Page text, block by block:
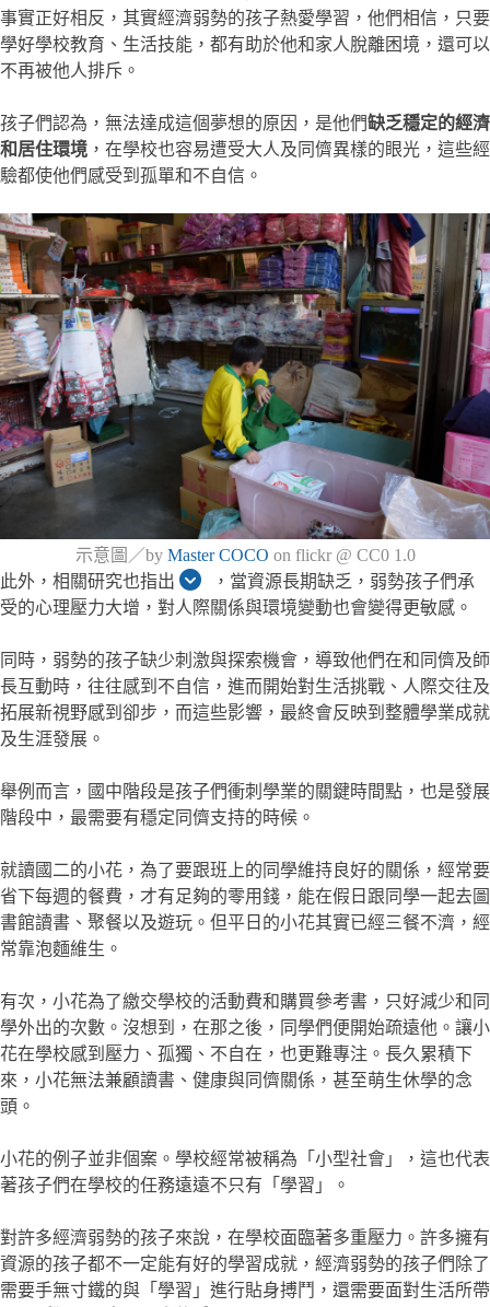
事實正好相反，其實經濟弱勢的孩子熱愛學習，他們相信，只要
學好學校教育、生活技能，都有助於他和家人脫離困境，還可以
不再被他人排斥。
孩子們認為，無法達成這個夢想的原因，是他們缺乏穩定的經濟
和居住環境 ，在學校也容易遭受大人及同儕異樣的眼光，這些經
驗都使他們感受到孤單和不自信。
示意圖／by Master COCO on flickr @ CC0 1.0
此外，相關研究也指出
，當資源長期缺乏，弱勢孩子們承
受的心理壓力大增，對人際關係與環境變動也會變得更敏感。
同時，弱勢的孩子缺少刺激與探索機會，導致他們在和同儕及師
長互動時，往往感到不自信，進而開始對生活挑戰、人際交往及
拓展新視野感到卻步，而這些影響，最終會反映到整體學業成就
及生涯發展。
舉例而言，國中階段是孩子們衝刺學業的關鍵時間點，也是發展
階段中，最需要有穩定同儕支持的時候。
就讀國二的小花，為了要跟班上的同學維持良好的關係，經常要
省下每週的餐費，才有足夠的零用錢，能在假日跟同學一起去圖
書館讀書、聚餐以及遊玩。但平日的小花其實已經三餐不濟，經
常靠泡麵維生。
有次，小花為了繳交學校的活動費和購買參考書，只好減少和同
學外出的次數。沒想到，在那之後，同學們便開始疏遠他。讓小
花在學校感到壓力、孤獨、不自在，也更難專注。長久累積下
來，小花無法兼顧讀書、健康與同儕關係，甚至萌生休學的念
頭。
小花的例子並非個案。學校經常被稱為「小型社會」，這也代表
著孩子們在學校的任務遠遠不只有「學習」。
對許多經濟弱勢的孩子來說，在學校面臨著多重壓力。許多擁有
資源的孩子都不一定能有好的學習成就，經濟弱勢的孩子們除了
需要手無寸鐵的與「學習」進行貼身搏鬥，還需要面對生活所帶